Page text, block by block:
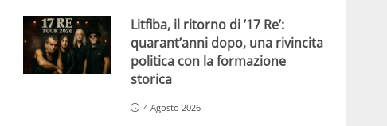
Litfiba, il ritorno di ’17 Re’:
quarant’anni dopo, una rivincita
politica con la formazione
storica
4 Agosto 2026